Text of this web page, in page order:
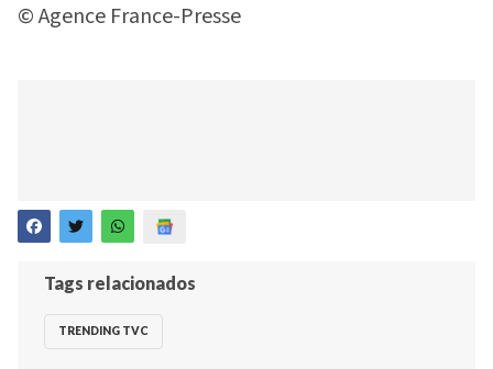
© Agence France-Presse
Tags relacionados
TRENDING TVC